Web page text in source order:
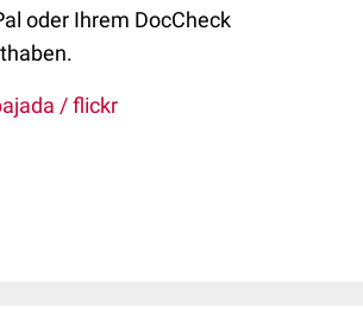
oder Ihrem DocCheck
/ flickr